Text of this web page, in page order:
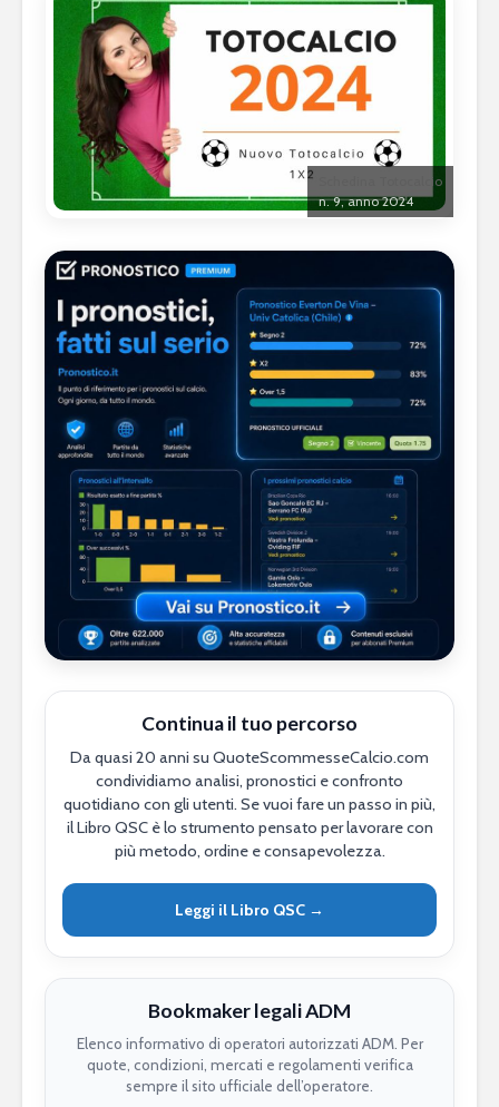
Schedina Totocalcio
n. 9, anno 2024
Continua il tuo percorso
Da quasi 20 anni su QuoteScommesseCalcio.com
condividiamo analisi, pronostici e confronto
quotidiano con gli utenti. Se vuoi fare un passo in più,
il Libro QSC è lo strumento pensato per lavorare con
più metodo, ordine e consapevolezza.
Leggi il Libro QSC →
Bookmaker legali ADM
Elenco informativo di operatori autorizzati ADM. Per
quote, condizioni, mercati e regolamenti verifica
sempre il sito ufficiale dell’operatore.